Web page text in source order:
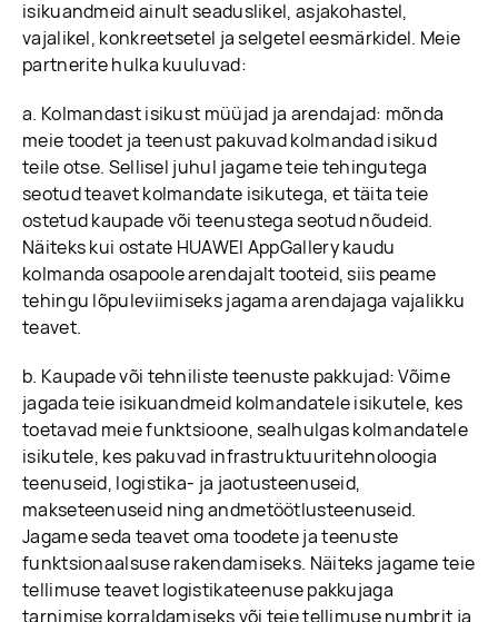
isikuandmeid ainult seaduslikel, asjakohastel,
vajalikel, konkreetsetel ja selgetel eesmärkidel. Meie
partnerite hulka kuuluvad:
a. Kolmandast isikust müüjad ja arendajad: mõnda
meie toodet ja teenust pakuvad kolmandad isikud
teile otse. Sellisel juhul jagame teie tehingutega
seotud teavet kolmandate isikutega, et täita teie
ostetud kaupade või teenustega seotud nõudeid.
Näiteks kui ostate HUAWEI AppGallery kaudu
kolmanda osapoole arendajalt tooteid, siis peame
tehingu lõpuleviimiseks jagama arendajaga vajalikku
teavet.
b. Kaupade või tehniliste teenuste pakkujad: Võime
jagada teie isikuandmeid kolmandatele isikutele, kes
toetavad meie funktsioone, sealhulgas kolmandatele
isikutele, kes pakuvad infrastruktuuritehnoloogia
teenuseid, logistika- ja jaotusteenuseid,
makseteenuseid ning andmetöötlusteenuseid.
Jagame seda teavet oma toodete ja teenuste
funktsionaalsuse rakendamiseks. Näiteks jagame teie
tellimuse teavet logistikateenuse pakkujaga
tarnimise korraldamiseks või teie tellimuse numbrit ja